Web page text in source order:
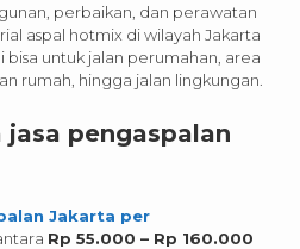
perbaikan, dan perawatan
aspal hotmix di wilayah Jakarta
bisa untuk jalan perumahan, area
rumah, hingga jalan lingkungan.
jasa pengaspalan
Jakarta per
Rp 55.000 – Rp 160.000